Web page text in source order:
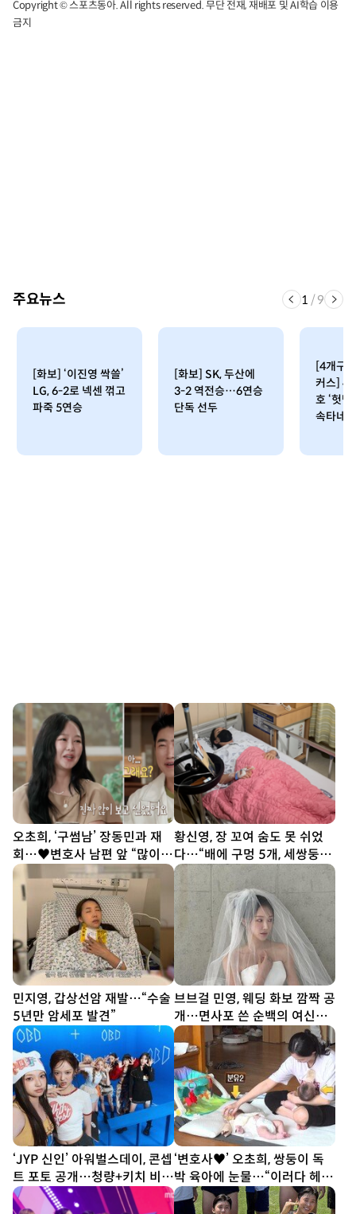
Copyright © 스포츠동아. All rights reserved. 무단 전재, 재배포 및 AI학습 이용
금지
주요뉴스 1 /9
[화보] ‘이진영 싹쓸’
LG, 6-2로 넥센 꺾고
파죽 5연승
[화보] SK, 두산에
3-2 역전승…6연승
단독 선두
[4개구
커스] 4
호 ‘헛
속타네
오초희, ‘구썸남’ 장동민과 재
회…♥변호사 남편 앞 “많이
보고 싶었다” (결혼 지옥)
황신영, 장 꼬여 숨도 못 쉬었
다…“배에 구멍 5개, 세쌍둥이
출산보다 고통”
민지영, 갑상선암 재발…“수술
5년만 암세포 발견”
브브걸 민영, 웨딩 화보 깜짝 공
개…면사포 쓴 순백의 여신
[DA★]
‘JYP 신인’ 아워벌스데이, 콘셉
트 포토 공개…청량+키치 비주
얼
‘변호사♥’ 오초희, 쌍둥이 독
박 육아에 눈물…“이러다 헤어
질 수도” (결혼지옥)